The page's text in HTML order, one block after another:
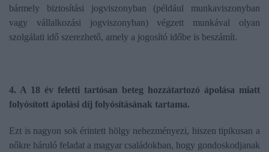
bármely biztosítási jogviszonyban (például munkaviszonyban
vagy vállalkozási jogviszonyban) végzett munkával olyan
szolgálati idő szerezhető, amely a jogosító időbe is beszámít.
4. A 18 év feletti tartósan beteg hozzátartozó ápolása miatt
folyósított ápolási díj folyósításának tartama.
Ezt is nagyon sok érintett hölgy nehezményezi, hiszen tipikusan a
nőkre háruló feladat a magyar családokban, hogy gondoskodjanak